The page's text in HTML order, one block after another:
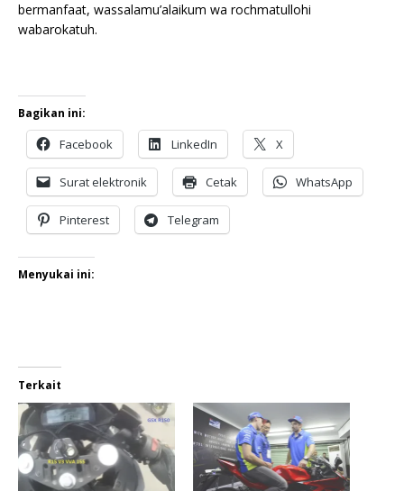
bermanfaat, wassalamu’alaikum wa rochmatullohi
wabarokatuh.
Bagikan ini:
Facebook LinkedIn X
Surat elektronik Cetak WhatsApp
Pinterest Telegram
Menyukai ini:
Terkait